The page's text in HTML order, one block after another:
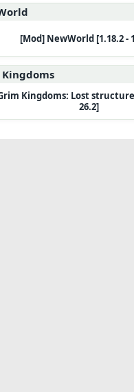
[Mod] NewWorld [1.18.2 -
Kingdoms: Lost
26.2]